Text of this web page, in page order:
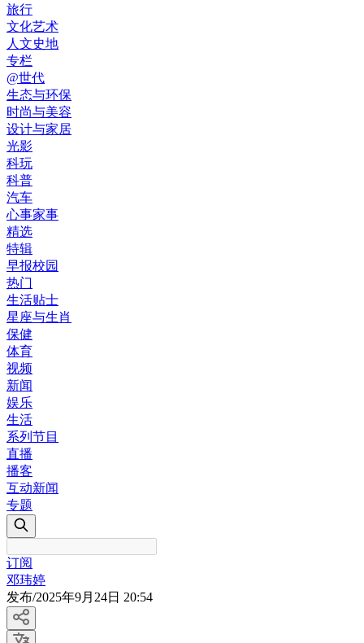
旅行
文化艺术
人文史地
专栏
@世代
生态与环保
时尚与美容
设计与家居
光影
科玩
科普
汽车
心事家事
精选
特辑
早报校园
热门
生活贴士
星座与生肖
保健
体育
视频
新闻
娱乐
生活
系列节目
直播
播客
互动新闻
专题
订阅
邓玮婷
发布/2025年9月24日 20:54